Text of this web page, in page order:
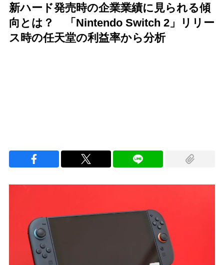
新ハード発売時の企業業績に見られる傾
向とは？ 「Nintendo Switch 2」リリー
ス時の任天堂の利益率から分析